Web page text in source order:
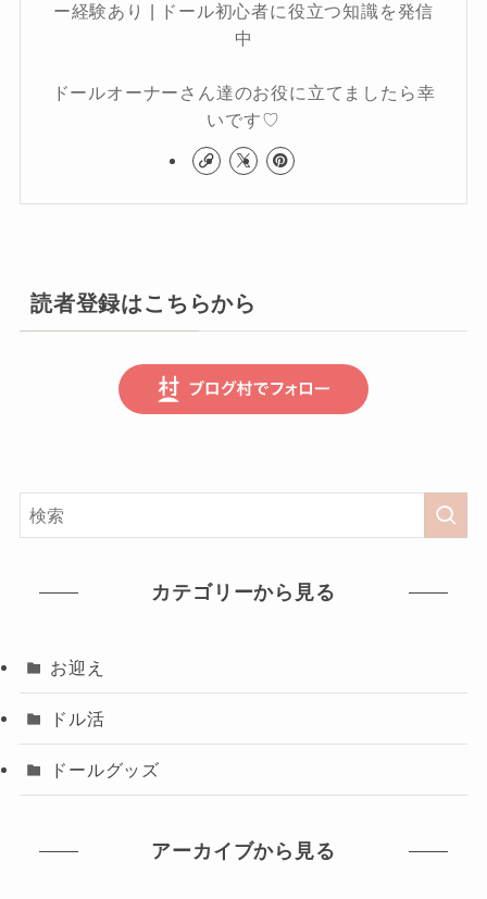
ー経験あり | ドール初心者に役立つ知識を発信
中
ドールオーナーさん達のお役に立てましたら幸
いです♡
読者登録はこちらから
カテゴリーから見る
お迎え
ドル活
ドールグッズ
アーカイブから見る